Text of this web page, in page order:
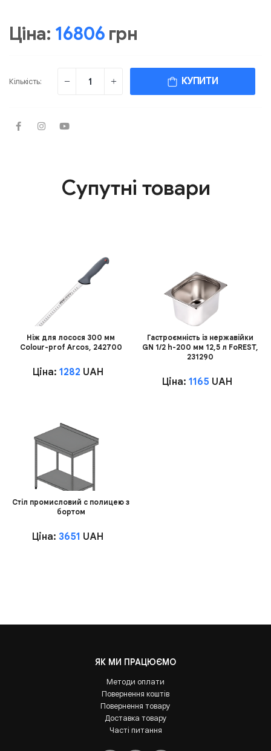
Ціна: 16806грн
Кількість: КУПИТИ
Супутні товари
Ніж для лосося 300 мм
Colour-prof Arcos, 242700
Ціна: 1282 UAH
Гастроємність із нержавійки
GN 1/2 h-200 мм 12,5 л FoREST,
231290
Ціна: 1165 UAH
Стіл промисловий с полицею з
бортом
Ціна: 3651 UAH
ЯК МИ ПРАЦЮЄМО
Методи оплати
Повернення коштів
Повернення товару
Доставка товару
Часті питання